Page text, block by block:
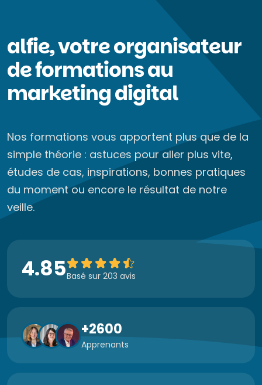
alfie, votre organisateur
de formations au
marketing digital
Nos formations vous apportent plus que de la
simple théorie : astuces pour aller plus vite,
études de cas, inspirations, bonnes pratiques
du moment ou encore le résultat de notre
veille.
4.85Basé sur 203 avis
+2600
Apprenants